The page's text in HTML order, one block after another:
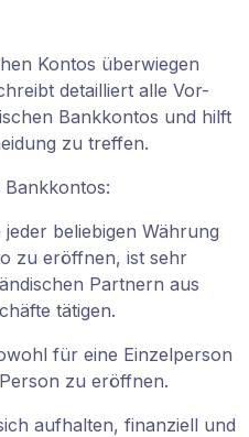
Kontos überwiegen
detailliert alle Vor-
Bankkontos und hilft
zu treffen.
Bankkontos:
beliebigen Währung
zu eröffnen, ist sehr
Partnern aus
tätigen.
für eine Einzelperson
zu eröffnen.
aufhalten, finanziell und